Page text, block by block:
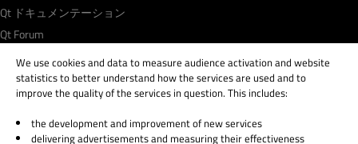
Qt ドキュメンテーション
Qt Forum
© 2026 The Qt Company
We use cookies and data to measure audience activation and website
statistics to better understand how the services are used and to
improve the quality of the services in question. This includes:
the development and improvement of new services
delivering advertisements and measuring their effectiveness